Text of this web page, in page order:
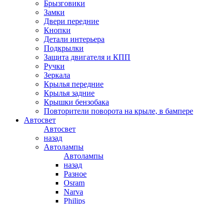
Брызговики
Замки
Двери передние
Кнопки
Детали интерьера
Подкрылки
Защита двигателя и КПП
Ручки
Зеркала
Крылья передние
Крылья задние
Крышки бензобака
Повторители поворота на крыле, в бампере
Автосвет
Автосвет
назад
Автолампы
Автолампы
назад
Разное
Osram
Narva
Philips